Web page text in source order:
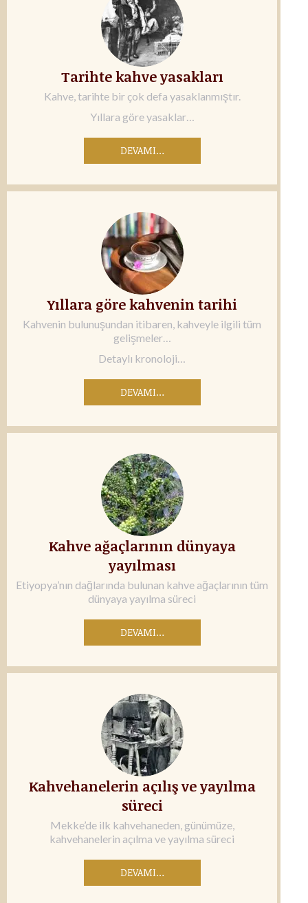
Tarihte kahve yasakları
Kahve, tarihte bir çok defa yasaklanmıştır.
Yıllara göre yasaklar…
DEVAMI…
Yıllara göre kahvenin tarihi
Kahvenin bulunuşundan itibaren, kahveyle ilgili tüm
gelişmeler…
Detaylı kronoloji…
DEVAMI…
Kahve ağaçlarının dünyaya
yayılması
Etiyopya’nın dağlarında bulunan kahve ağaçlarının tüm
dünyaya yayılma süreci
DEVAMI…
Kahvehanelerin açılış ve yayılma
süreci
Mekke’de ilk kahvehaneden, günümüze,
kahvehanelerin açılma ve yayılma süreci
DEVAMI…